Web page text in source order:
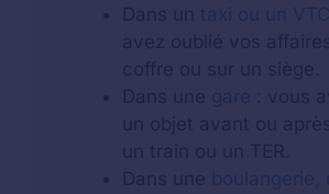
Dans un taxi ou un VTC
avez oublié vos
coffre ou sur un siège.
Dans une gare : vous
un objet avant ou
un train ou un TER.
Dans une boulangerie,